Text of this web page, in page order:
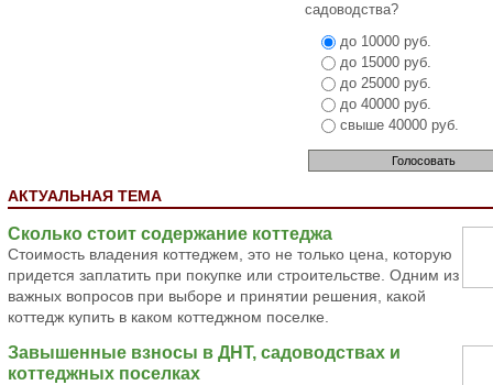
садоводства?
до 10000 руб.
до 15000 руб.
до 25000 руб.
до 40000 руб.
свыше 40000 руб.
АКТУАЛЬНАЯ ТЕМА
Сколько стоит содержание коттеджа
Стоимость владения коттеджем, это не только цена, которую
придется заплатить при покупке или строительстве. Одним из
важных вопросов при выборе и принятии решения, какой
коттедж купить в каком коттеджном поселке.
Завышенные взносы в ДНТ, садоводствах и
коттеджных поселках